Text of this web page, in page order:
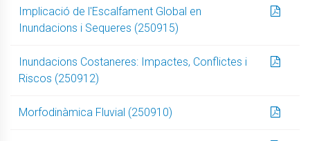
Implicació de l'Escalfament Global en
Inundacions i Sequeres (250915)
Inundacions Costaneres: Impactes, Conflictes i
Riscos (250912)
Morfodinàmica Fluvial (250910)